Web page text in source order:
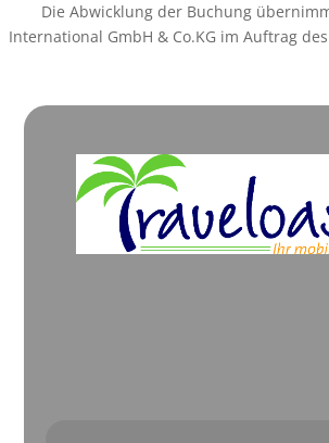
Die Abwicklung der Buchung
International GmbH & Co.KG im Auftrag